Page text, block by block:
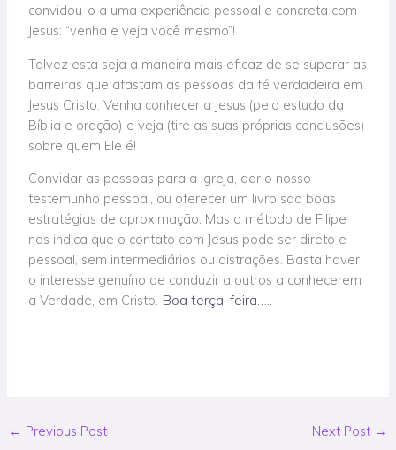
convidou-o a uma experiência pessoal e concreta com
Jesus: “venha e veja você mesmo”!
Talvez esta seja a maneira mais eficaz de se superar as
barreiras que afastam as pessoas da fé verdadeira em
Jesus Cristo. Venha conhecer a Jesus (pelo estudo da
Bíblia e oração) e veja (tire as suas próprias conclusões)
sobre quem Ele é!
Convidar as pessoas para a igreja, dar o nosso
testemunho pessoal, ou oferecer um livro são boas
estratégias de aproximação. Mas o método de Filipe
nos indica que o contato com Jesus pode ser direto e
pessoal, sem intermediários ou distrações. Basta haver
o interesse genuíno de conduzir a outros a conhecerem
a Verdade, em Cristo. Boa terça-feira…..
← Previous Post Next Post →